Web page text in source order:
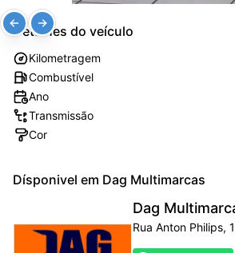
Detalhes do veículo
Kilometragem
Combustível
Ano
Transmissão
Cor
Dísponivel em Dag Multimarcas
Dag
Rua Anton Philips,